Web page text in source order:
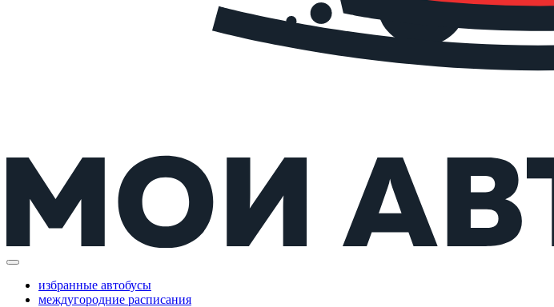
избранные автобусы
междугородние расписания